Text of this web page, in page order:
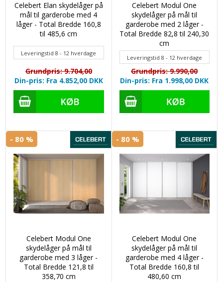
Celebert Elan skydelåger på
mål til garderobe med 4
låger - Total Bredde 160,8
til 485,6 cm
Leveringstid 8 - 12 hverdage
Grundpris: 9.704,00
Din-pris: Fra 4.852,00 DKK
Celebert Modul One
skydelåger på mål til
garderobe med 2 låger -
Total Bredde 82,8 til 240,30
cm
Leveringstid 8 - 12 hverdage
Grundpris: 9.990,00
Din-pris: Fra 1.998,00 DKK
- 80 %
Celebert Modul One
skydelåger på mål til
garderobe med 3 låger -
Total Bredde 121,8 til
358,70 cm
- 80 %
Celebert Modul One
skydelåger på mål til
garderobe med 4 låger -
Total Bredde 160,8 til
480,60 cm